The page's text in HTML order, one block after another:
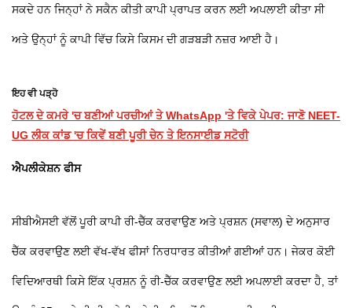
ਸਕਦੇ ਹਨ ਜਿਨ੍ਹਾਂ ਨੇ ਸਕੈਨ ਕੀਤੀ ਕਾਪੀ ਪ੍ਰਾਪਤ ਕਰਨ ਲਈ ਅਪਲਾਈ ਕੀਤਾ ਸੀ
ਅਤੇ ਉਨ੍ਹਾਂ ਨੂੰ ਕਾਪੀ ਵਿੱਚ ਕਿਸੇ ਕਿਸਮ ਦੀ ਗੜਬੜੀ ਨਜ਼ਰ ਆਈ ਹੈ।
ਇਹ ਵੀ ਪੜ੍ਹੋ
ਹੋਟਲ ਦੇ ਕਮਰੇ 'ਚ ਬਣੀਆਂ ਪਰਚੀਆਂ ਤੇ WhatsApp 'ਤੇ ਵਿਕੇ ਪੇਪਰ: ਜਾਣੋ NEET-
UG ਲੀਕ ਕਾਂਡ 'ਚ ਕਿਵੇਂ ਬਣੀ ਪੂਰੀ ਚੇਨ ਤੇ ਇਨਸਾਈਡ ਸਟੋਰੀ
ਐਪਲੀਕੇਸ਼ਨ ਫੀਸ
ਸੀਬੀਐਸਈ ਵੱਲੋਂ ਪੂਰੀ ਕਾਪੀ ਰੀ-ਚੈੱਕ ਕਰਵਾਉਣ ਅਤੇ ਪ੍ਰਸ਼ਨ (ਸਵਾਲ) ਦੇ ਅਨੁਸਾਰ
ਚੈੱਕ ਕਰਵਾਉਣ ਲਈ ਵੱਖ-ਵੱਖ ਫੀਸਾਂ ਨਿਰਧਾਰਤ ਕੀਤੀਆਂ ਗਈਆਂ ਹਨ। ਜੇਕਰ ਕੋਈ
ਵਿਦਿਆਰਥੀ ਕਿਸੇ ਇੱਕ ਪ੍ਰਸ਼ਨ ਨੂੰ ਰੀ-ਚੈੱਕ ਕਰਵਾਉਣ ਲਈ ਅਪਲਾਈ ਕਰਦਾ ਹੈ, ਤਾਂ